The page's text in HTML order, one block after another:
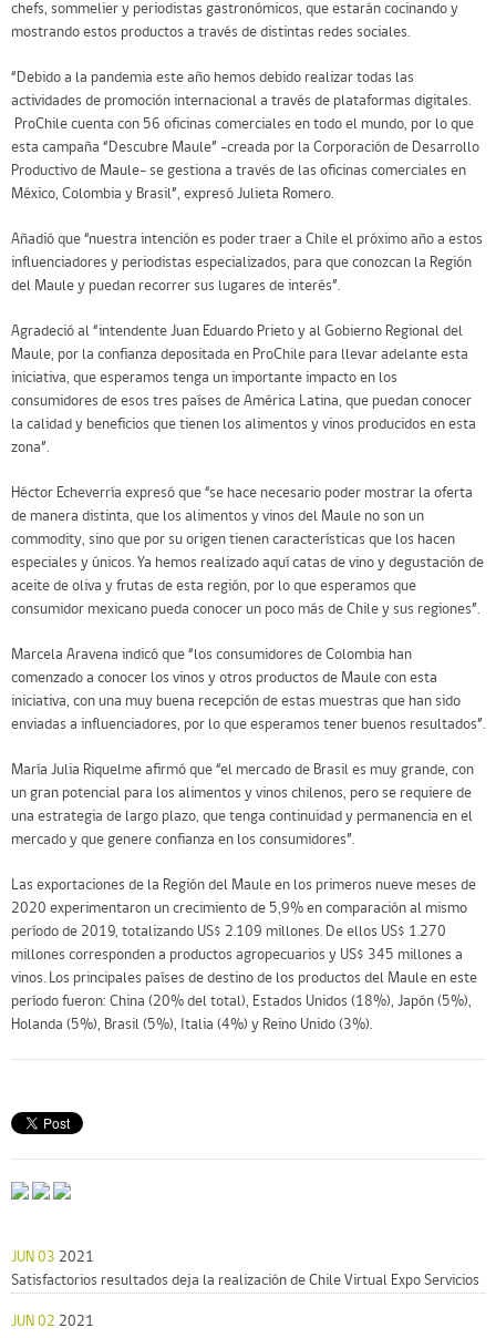
chefs, sommelier y periodistas gastronómicos, que estarán cocinando y
mostrando estos productos a través de distintas redes sociales.
“Debido a la pandemia este año hemos debido realizar todas las
actividades de promoción internacional a través de plataformas digitales.
ProChile cuenta con 56 oficinas comerciales en todo el mundo, por lo que
esta campaña “Descubre Maule” -creada por la Corporación de Desarrollo
Productivo de Maule- se gestiona a través de las oficinas comerciales en
México, Colombia y Brasil”, expresó Julieta Romero.
Añadió que “nuestra intención es poder traer a Chile el próximo año a estos
influenciadores y periodistas especializados, para que conozcan la Región
del Maule y puedan recorrer sus lugares de interés”.
Agradeció al “intendente Juan Eduardo Prieto y al Gobierno Regional del
Maule, por la confianza depositada en ProChile para llevar adelante esta
iniciativa, que esperamos tenga un importante impacto en los
consumidores de esos tres países de América Latina, que puedan conocer
la calidad y beneficios que tienen los alimentos y vinos producidos en esta
zona”.
Héctor Echeverría expresó que “se hace necesario poder mostrar la oferta
de manera distinta, que los alimentos y vinos del Maule no son un
commodity, sino que por su origen tienen características que los hacen
especiales y únicos. Ya hemos realizado aquí catas de vino y degustación de
aceite de oliva y frutas de esta región, por lo que esperamos que
consumidor mexicano pueda conocer un poco más de Chile y sus regiones”.
Marcela Aravena indicó que “los consumidores de Colombia han
comenzado a conocer los vinos y otros productos de Maule con esta
iniciativa, con una muy buena recepción de estas muestras que han sido
enviadas a influenciadores, por lo que esperamos tener buenos resultados”.
María Julia Riquelme afirmó que “el mercado de Brasil es muy grande, con
un gran potencial para los alimentos y vinos chilenos, pero se requiere de
una estrategia de largo plazo, que tenga continuidad y permanencia en el
mercado y que genere confianza en los consumidores”.
Las exportaciones de la Región del Maule en los primeros nueve meses de
2020 experimentaron un crecimiento de 5,9% en comparación al mismo
período de 2019, totalizando US$ 2.109 millones. De ellos US$ 1.270
millones corresponden a productos agropecuarios y US$ 345 millones a
vinos. Los principales países de destino de los productos del Maule en este
período fueron: China (20% del total), Estados Unidos (18%), Japón (5%),
Holanda (5%), Brasil (5%), Italia (4%) y Reino Unido (3%).
JUN 03 2021
Satisfactorios resultados deja la realización de Chile Virtual Expo Servicios
JUN 02 2021